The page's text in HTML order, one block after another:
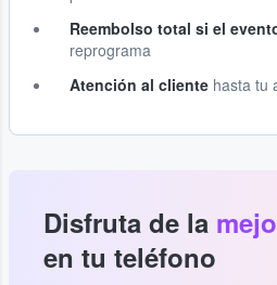
Reembolso total si el
reprograma
Atención al cliente hasta tu
Disfruta de la
en tu teléfono